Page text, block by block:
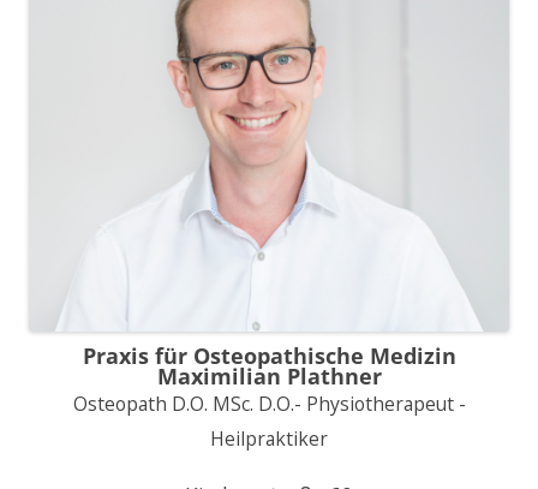
Praxis für Osteopathische Medizin
Maximilian Plathner
Osteopath D.O. MSc. D.O.- Physiotherapeut -
Heilpraktiker